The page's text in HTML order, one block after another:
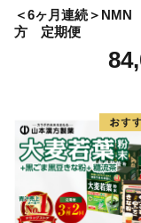
JTBふるぽ（ふる
050-3355-3121
10：00～17：00
＜6ヶ月連続＞
方 定期便